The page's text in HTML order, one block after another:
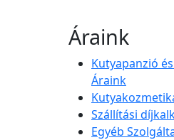
Áraink
Kutyapanzió
Áraink
Szállítási
Egyéb